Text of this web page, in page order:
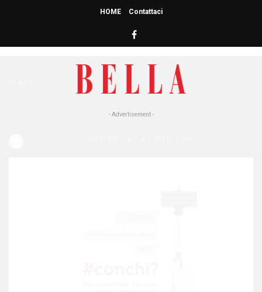
HOME Contattaci
- Advertisement -
Eurochocolate 2016
dal 14 al 23 ottobre